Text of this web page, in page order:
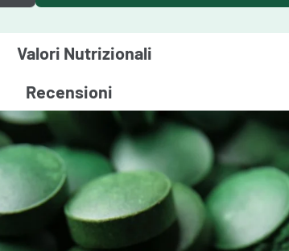
Valori Nutrizionali
Recensioni